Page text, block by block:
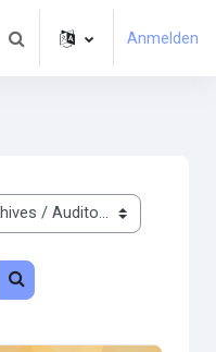
Sucheingabe umschalten
Anmelden
Kurse suchen